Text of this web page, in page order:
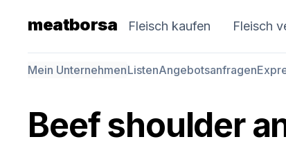
meatborsa Fleisch kaufen Fleisch
Mein UnternehmenListenAngebotsanfragen
Beef shoulder